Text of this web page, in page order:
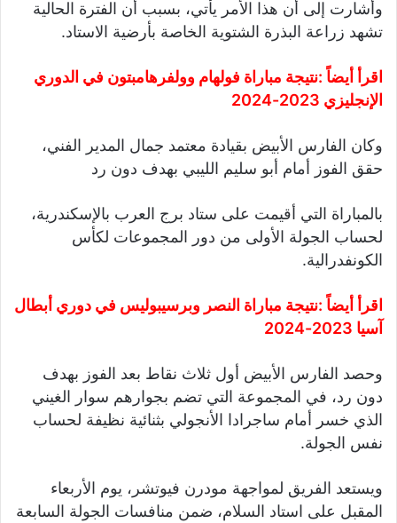
وأشارت إلى أن هذا الأمر يأتي، بسبب أن الفترة الحالية
تشهد زراعة البذرة الشتوية الخاصة بأرضية الاستاد.
اقرأ أيضاً :نتيجة مباراة فولهام وولفرهامبتون في الدوري
الإنجليزي 2023-2024
وكان الفارس الأبيض بقيادة معتمد جمال المدير الفني،
حقق الفوز أمام أبو سليم الليبي بهدف دون رد
بالمباراة التي أقيمت على ستاد برج العرب بالإسكندرية،
لحساب الجولة الأولى من دور المجموعات لكأس
الكونفدرالية.
اقرأ أيضاً :نتيجة مباراة النصر وبرسيبوليس في دوري أبطال
آسيا 2023-2024
وحصد الفارس الأبيض أول ثلاث نقاط بعد الفوز بهدف
دون رد، في المجموعة التي تضم بجوارهم سوار الغيني
الذي خسر أمام ساجرادا الأنجولي بثنائية نظيفة لحساب
نفس الجولة.
ويستعد الفريق لمواجهة مودرن فيوتشر، يوم الأربعاء
المقبل على استاد السلام، ضمن منافسات الجولة السابعة